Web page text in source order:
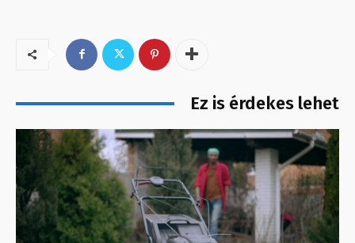
Ez is érdekes lehet